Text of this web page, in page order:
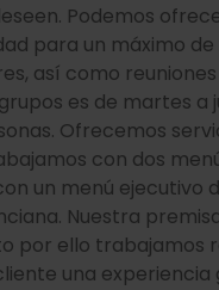
Podemos
para un máximo
así como
es de martes a
Ofrecemos
con dos
un menú ejecutivo
Nuestra
por ello trabajamos
una